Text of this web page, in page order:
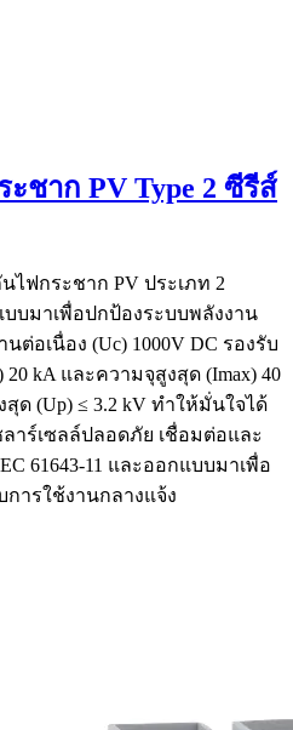
ชาก PV Type 2 ซีรีส์
ไฟกระชาก PV ประเภท 2
บมาเพื่อปกป้องระบบพลังงาน
ต่อเนื่อง (Uc) 1000V DC รองรับ
kA และความจุสูงสุด (Imax) 40
สุด (Up) ≤ 3.2 kV ทำให้มั่นใจได้
าร์เซลล์ปลอดภัย เชื่อมต่อและ
61643-11 และออกแบบมาเพื่อ
ารใช้งานกลางแจ้ง